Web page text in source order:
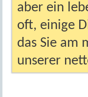
aber ein
oft, einige
das Sie am
unserer